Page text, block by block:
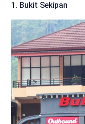
1. Bukit Sekipan